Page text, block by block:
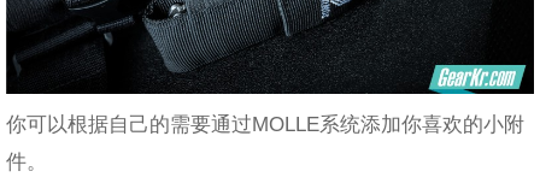
你可以根据自己的需要通过MOLLE系统添加你喜欢的小附
件。